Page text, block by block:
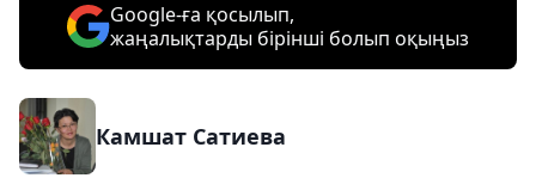
Google-ға қосылып,
жаңалықтарды бірінші болып оқыңыз
Камшат Сатиева